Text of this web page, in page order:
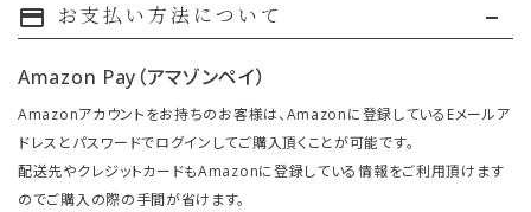
payment お支払い方法について
Amazon Pay（アマゾンペイ）
Amazonアカウントをお持ちのお客様は、Amazonに登録しているEメールア
ドレスとパスワードでログインしてご購入頂くことが可能です。
配送先やクレジットカードもAmazonに登録している情報をご利用頂けます
のでご購入の際の手間が省けます。